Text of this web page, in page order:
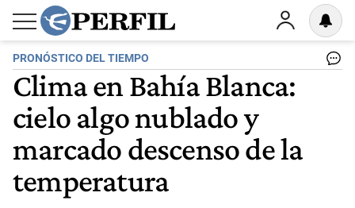
PRONÓSTICO DEL TIEMPO
Clima en Bahía Blanca:
cielo algo nublado y
marcado descenso de la
temperatura